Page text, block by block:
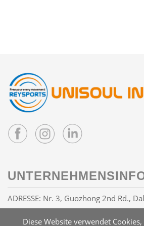
Diese Website verwendet
ADRESSE: Nr. 3, Guozhong 2nd Rd.,